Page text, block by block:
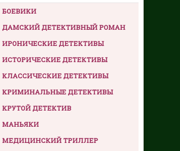
БОЕВИКИ
ДАМСКИЙ ДЕТЕКТИВНЫЙ РОМАН
ИРОНИЧЕСКИЕ ДЕТЕКТИВЫ
ИСТОРИЧЕСКИЕ ДЕТЕКТИВЫ
КЛАССИЧЕСКИЕ ДЕТЕКТИВЫ
КРИМИНАЛЬНЫЕ ДЕТЕКТИВЫ
КРУТОЙ ДЕТЕКТИВ
МАНЬЯКИ
МЕДИЦИНСКИЙ ТРИЛЛЕР